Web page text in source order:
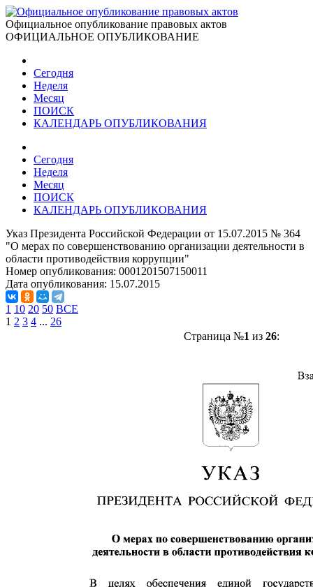
Официальное опубликование правовых актов
ОФИЦИАЛЬНОЕ ОПУБЛИКОВАНИЕ
Сегодня
Неделя
Месяц
ПОИСК
КАЛЕНДАРЬ ОПУБЛИКОВАНИЯ
Сегодня
Неделя
Месяц
ПОИСК
КАЛЕНДАРЬ ОПУБЛИКОВАНИЯ
Указ Президента Российской Федерации от 15.07.2015 № 364
"О мерах по совершенствованию организации деятельности в
области противодействия коррупции"
Номер опубликования: 0001201507150011
Дата опубликования: 15.07.2015
1 10 20 50 ВСЕ
1 2 3 4 ... 26
Страница №1 из 26: